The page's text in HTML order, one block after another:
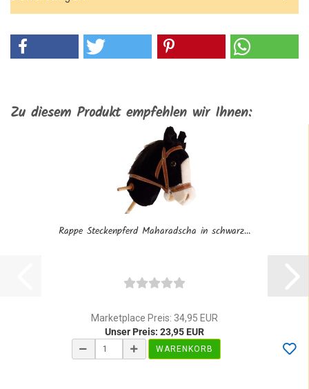
Zu diesem Produkt empfehlen wir Ihnen:
Rappe Steckenpferd Maharadscha in schwarz...
Marketplace Preis: 34,95 EUR
Unser Preis: 23,95 EUR
WARENKORB